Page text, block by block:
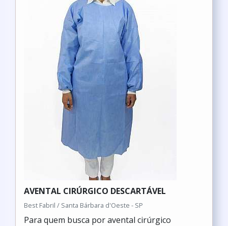
AVENTAL CIRÚRGICO DESCARTÁVEL
Best Fabril / Santa Bárbara d'Oeste - SP
Para quem busca por avental cirúrgico